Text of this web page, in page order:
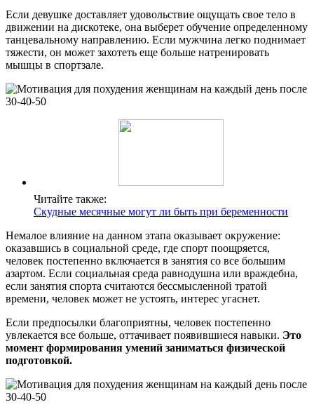
Если девушке доставляет удовольствие ощущать свое тело в
движении на дискотеке, она выберет обучение определенному
танцевальному направлению. Если мужчина легко поднимает
тяжести, он может захотеть еще больше натренировать
мышцы в спортзале.
Читайте также:
Скудные месячные могут ли быть при беременности
Немалое влияние на данном этапа оказывает окружение:
оказавшись в социальной среде, где спорт поощряется,
человек постепенно включается в занятия со все большим
азартом. Если социальная среда равнодушна или враждебна,
если занятия спорта считаются бессмысленной тратой
времени, человек может не устоять, интерес угаснет.
Если предпосылки благоприятны, человек постепенно
увлекается все больше, оттачивает появившиеся навыки. Это
момент формирования умений заниматься физической
подготовкой.